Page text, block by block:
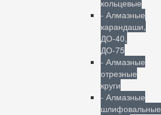
кольцевые
- Алмазные
карандаши,
ДО-40,
ДО-75
- Алмазные
отрезные
круги
- Алмазные
шлифовальные